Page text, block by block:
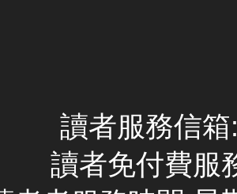
讀者服務信
讀者免付費服